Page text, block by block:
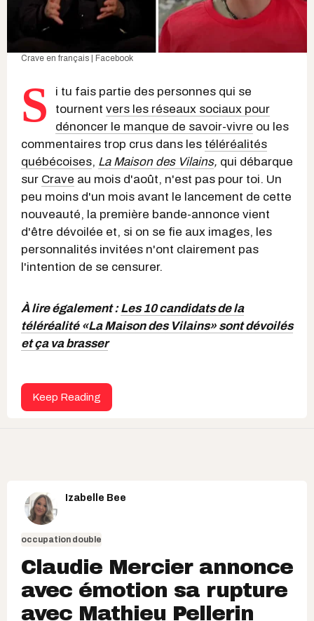
Crave en français | Facebook
S
i tu fais partie des personnes qui se
tournent vers les réseaux sociaux pour
dénoncer le manque de savoir-vivre ou les
commentaires trop crus dans les téléréalités
québécoises, La Maison des Vilains, qui débarque
sur Crave au mois d'août, n'est pas pour toi. Un
peu moins d'un mois avant le lancement de cette
nouveauté, la première bande-annonce vient
d'être dévoilée et, si on se fie aux images, les
personnalités invitées n'ont clairement pas
l'intention de se censurer.
À lire également :Les 10 candidats de la
téléréalité «La Maison des Vilains» sont dévoilés
et ça va brasser
Keep Reading
Izabelle Bee
occupation double
Claudie Mercier annonce
avec émotion sa rupture
avec Mathieu Pellerin